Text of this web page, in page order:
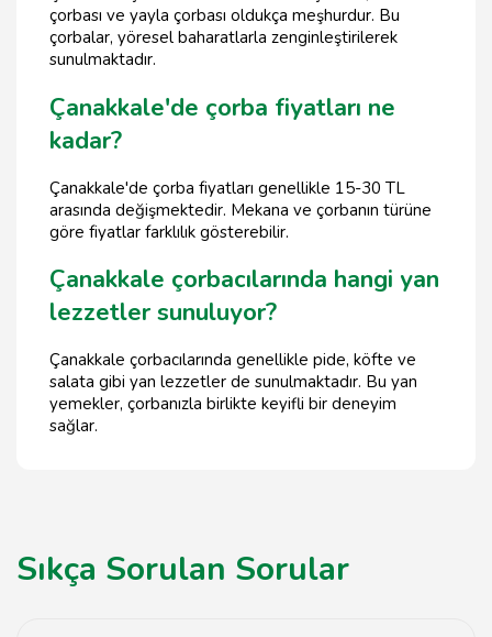
çorbası ve yayla çorbası oldukça meşhurdur. Bu
çorbalar, yöresel baharatlarla zenginleştirilerek
sunulmaktadır.
Çanakkale'de çorba fiyatları ne
kadar?
Çanakkale'de çorba fiyatları genellikle 15-30 TL
arasında değişmektedir. Mekana ve çorbanın türüne
göre fiyatlar farklılık gösterebilir.
Çanakkale çorbacılarında hangi yan
lezzetler sunuluyor?
Çanakkale çorbacılarında genellikle pide, köfte ve
salata gibi yan lezzetler de sunulmaktadır. Bu yan
yemekler, çorbanızla birlikte keyifli bir deneyim
sağlar.
Sıkça Sorulan Sorular